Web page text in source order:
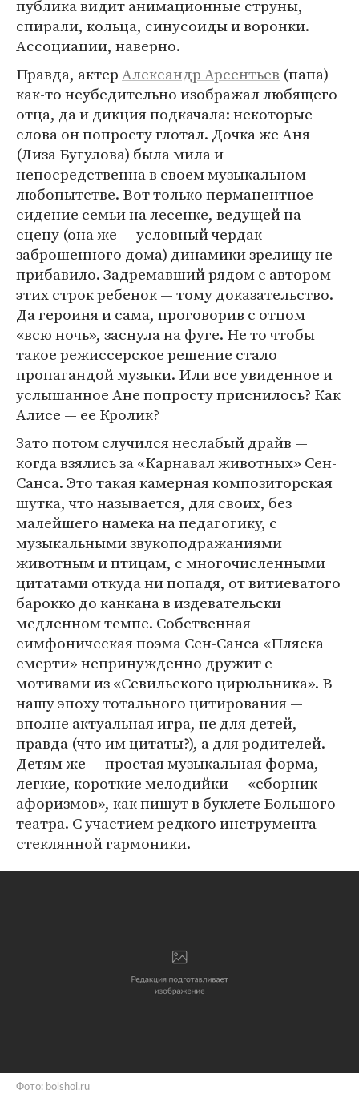
публика видит анимационные струны,
спирали, кольца, синусоиды и воронки.
Ассоциации, наверно.
Правда, актерАлександр Арсентьев (папа)
как-то неубедительно изображал любящего
отца, да и дикция подкачала: некоторые
слова он попросту глотал. Дочка же Аня
(Лиза Бугулова) была мила и
непосредственна в своем музыкальном
любопытстве. Вот только перманентное
сидение семьи на лесенке, ведущей на
сцену (она же — условный чердак
заброшенного дома) динамики зрелищу не
прибавило. Задремавший рядом с автором
этих строк ребенок — тому доказательство.
Да героиня и сама, проговорив с отцом
«всю ночь», заснула на фуге. Не то чтобы
такое режиссерское решение стало
пропагандой музыки. Или все увиденное и
услышанное Ане попросту приснилось? Как
Алисе — ее Кролик?
Зато потом случился неслабый драйв —
когда взялись за «Карнавал животных» Сен-
Санса. Это такая камерная композиторская
шутка, что называется, для своих, без
малейшего намека на педагогику, с
музыкальными звукоподражаниями
животным и птицам, с многочисленными
цитатами откуда ни попадя, от витиеватого
барокко до канкана в издевательски
медленном темпе. Собственная
симфоническая поэма Сен-Санса «Пляска
смерти» непринужденно дружит с
мотивами из «Севильского цирюльника». В
нашу эпоху тотального цитирования —
вполне актуальная игра, не для детей,
правда (что им цитаты?), а для родителей.
Детям же — простая музыкальная форма,
легкие, короткие мелодийки — «сборник
афоризмов», как пишут в буклете Большого
театра. С участием редкого инструмента —
стеклянной гармоники.
Фото: bolshoi.ru